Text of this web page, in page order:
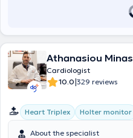
Athanasiou Minas
Cardiologist
10.0|329 reviews
Heart Triplex Holter monitor
About the specialist